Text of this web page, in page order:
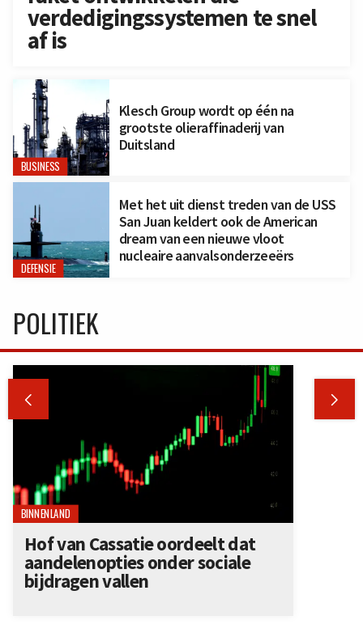
verdedigingssystemen te snel
af is
BUSINESS
Klesch Group wordt op één na
grootste olieraffinaderij van
Duitsland
DEFENSIE
Met het uit dienst treden van de USS
San Juan keldert ook de American
dream van een nieuwe vloot
nucleaire aanvalsonderzeeërs
POLITIEK
 
BINNENLAND
Hof van Cassatie oordeelt dat
aandelenopties onder sociale
bijdragen vallen